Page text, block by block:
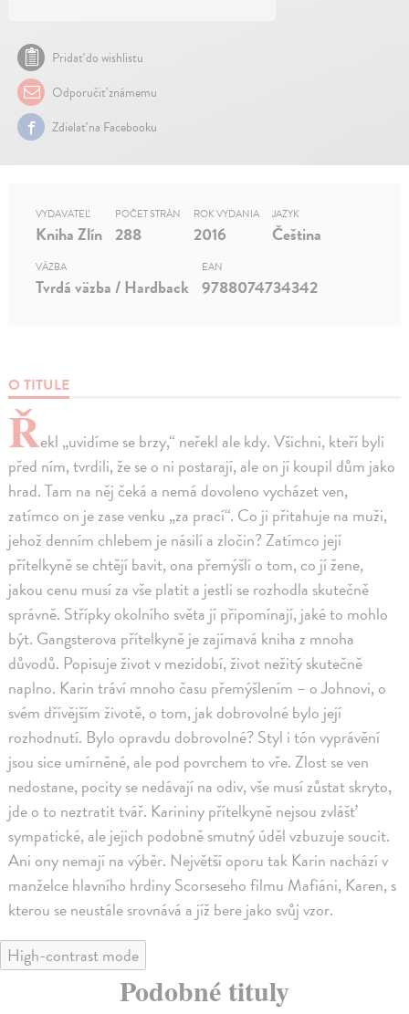
Pridať do wishlistu
Odporučiť známemu
Zdielať na Facebooku
O TITULE
Řekl „uvidíme se brzy,“ neřekl ale kdy. Všichni, kteří byli
před ním, tvrdili, že se o ni postarají, ale on jí koupil dům jako
hrad. Tam na něj čeká a nemá dovoleno vycházet ven,
zatímco on je zase venku „za prací“. Co ji přitahuje na muži,
jehož denním chlebem je násilí a zločin? Zatímco její
přítelkyně se chtějí bavit, ona přemýšlí o tom, co jí žene,
jakou cenu musí za vše platit a jestli se rozhodla skutečně
správně. Střípky okolního světa jí připomínají, jaké to mohlo
být. Gangsterova přítelkyně je zajímavá kniha z mnoha
důvodů. Popisuje život v mezidobí, život nežitý skutečně
naplno. Karin tráví mnoho času přemýšlením – o Johnovi, o
svém dřívějším životě, o tom, jak dobrovolné bylo její
rozhodnutí. Bylo opravdu dobrovolné? Styl i tón vyprávění
jsou sice umírněné, ale pod povrchem to vře. Zlost se ven
nedostane, pocity se nedávají na odiv, vše musí zůstat skryto,
jde o to neztratit tvář. Karininy přítelkyně nejsou zvlášť
sympatické, ale jejich podobně smutný úděl vzbuzuje soucit.
Ani ony nemají na výběr. Největší oporu tak Karin nachází v
manželce hlavního hrdiny Scorseseho filmu Mafiáni, Karen, s
kterou se neustále srovnává a jíž bere jako svůj vzor.
VYDAVATEĽ
Kniha Zlín
POČET STRÁN
288
ROK VYDANIA
2016
JAZYK
Čeština
VÄZBA
Tvrdá väzba / Hardback
EAN
9788074734342
High-contrast mode
Podobné tituly